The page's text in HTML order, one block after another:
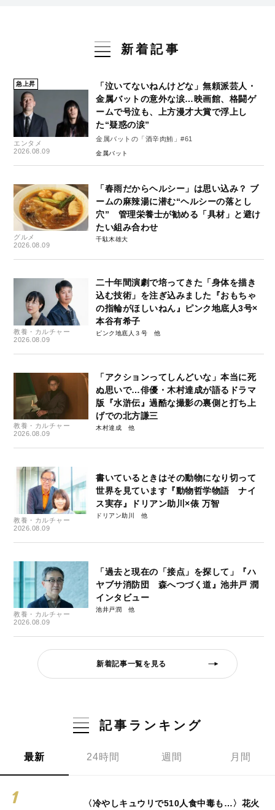
新着記事
急上昇
エンタメ
2026.08.09
「泣いてないねんけどな」無頼派芸人・
金属バットの意外な涙…映画館、格闘ゲ
ームで号泣も、上方漫才大賞で浮上し
た“疑惑の涙”
金属バットの「酒辛肉鮪」#61
金属バット
グルメ
2026.08.09
「春雨だからヘルシー」は思い込み？ ブ
ームの麻辣湯に潜む“ヘルシーの落とし
穴” 管理栄養士が勧める「具材」と避け
たい組み合わせ
千駄木雄大
教養・カルチャー
2026.08.09
二十年間演劇で培ってきた「身体を描き
込む技術」を注ぎ込みました『おもちゃ
の指輪がほしいねん』ピンク地底人3号×
本谷有希子
ピンク地底人３号
教養・カルチャー
2026.08.09
「アクションってしんどいな」本当に死
ぬ思いで…俳優・木村達成が語るドラマ
版『水滸伝』過酷な撮影の裏側と打ち上
げでの北方謙三
木村達成
教養・カルチャー
2026.08.09
書いているときはその動物になり切って
世界を見ています『動物哲学物語 ナイ
ス実存』ドリアン助川×俵 万智
ドリアン助川
教養・カルチャー
2026.08.09
「過去と現在の「接点」を探して」『ハ
ヤブサ消防団 森へつづく道』池井戸 潤
インタビュー
池井戸潤
新着記事一覧を見る
記事ランキング
最新 24時間 週間 月間
〈冷やしキュウリで510人食中毒も…〉花火